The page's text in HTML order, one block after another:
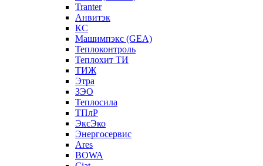
Tranter
Анвитэк
КС
Машимпэкс (GEA)
Теплоконтроль
Теплохит ТИ
ТИЖ
Этра
ЗЭО
Теплосила
ТПлР
ЭксЭко
Энергосервис
Ares
BOWA